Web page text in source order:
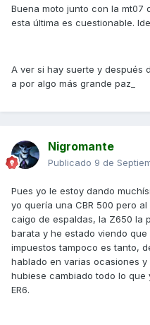
Buena moto junto con la mt07
esta última es cuestionable.
A ver si hay suerte y después
a por algo más grande paz_
Nigromante
Publicado 9 de
Pues yo le estoy dando
yo quería una CBR 500 pero
caigo de espaldas, la Z650 la
barata y he estado viendo
impuestos tampoco es tanto,
hablado en varias ocasiones
hubiese cambiado todo lo
ER6.